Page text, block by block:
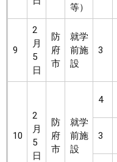
等）
9
2
月
5
日
防
府
市
就学
前施
設
3
10
2
月
5
日
防
府
市
就学
前施
設
4
3